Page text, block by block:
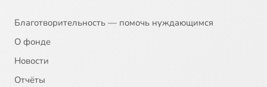
21
22
Благотворительность — помочь нуждающимся
О фонде
Новости
Отчёты